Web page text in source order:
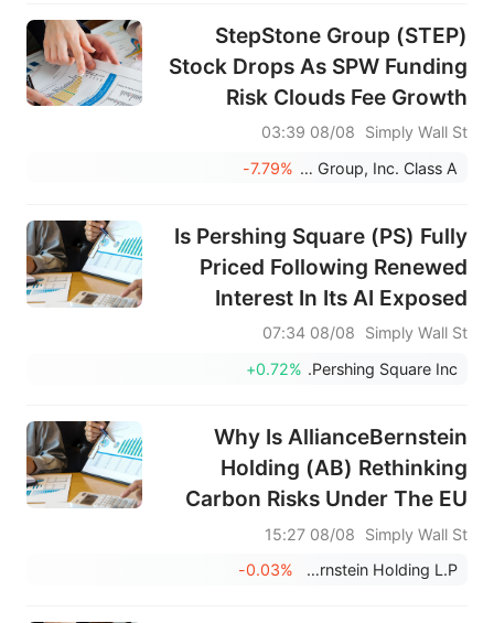
StepStone Group (STEP)
Stock Drops As SPW Funding
Risk Clouds Fee Growth
Simply Wall St
08/08 03:39
StepStone Group, Inc. Class A
-7.79%
Is Pershing Square (PS) Fully
Priced Following Renewed
Interest In Its AI Exposed
Holdings?
Simply Wall St
08/08 07:34
Pershing Square Inc.
+0.72%
Why Is AllianceBernstein
Holding (AB) Rethinking
Carbon Risks Under The EU
CBAM?
Simply Wall St
08/08 15:27
AllianceBernstein Holding L.P.
-0.03%